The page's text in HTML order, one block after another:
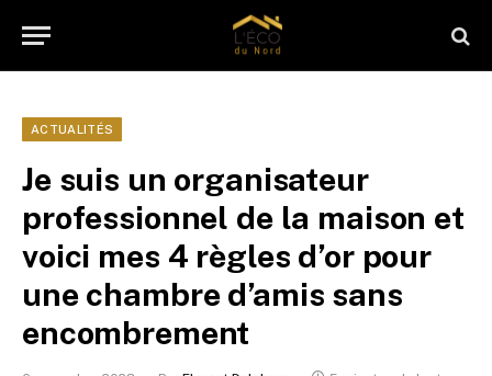
ACTUALITÉS
Je suis un organisateur
professionnel de la maison et
voici mes 4 règles d’or pour
une chambre d’amis sans
encombrement